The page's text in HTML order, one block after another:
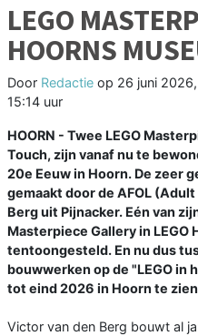
LEGO
HOORNS
Door Redactie op 26 juni 2026,
15:14 uur
HOORN - Twee LEGO
Touch, zijn vanaf nu te
20e Eeuw in Hoorn. De zeer
gemaakt door de AFOL
Berg uit Pijnacker. Eén van
Masterpiece Gallery in LEGO
tentoongesteld. En nu dus
bouwwerken op de "LEGO in
tot eind 2026 in Hoorn te
Victor van den Berg bouwt al